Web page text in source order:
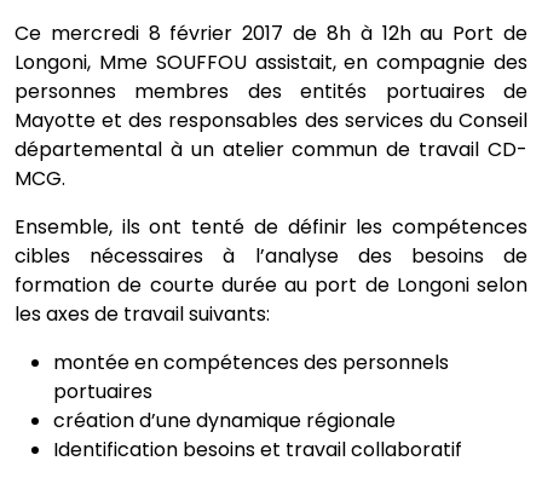
Ce mercredi 8 février 2017 de 8h à 12h au Port de
Longoni, Mme SOUFFOU assistait, en compagnie des
personnes membres des entités portuaires de
Mayotte et des responsables des services du Conseil
départemental à un atelier commun de travail CD-
MCG.
Ensemble, ils ont tenté de définir les compétences
cibles nécessaires à l’analyse des besoins de
formation de courte durée au port de Longoni selon
les axes de travail suivants:
montée en compétences des personnels
portuaires
création d’une dynamique régionale
Identification besoins et travail collaboratif